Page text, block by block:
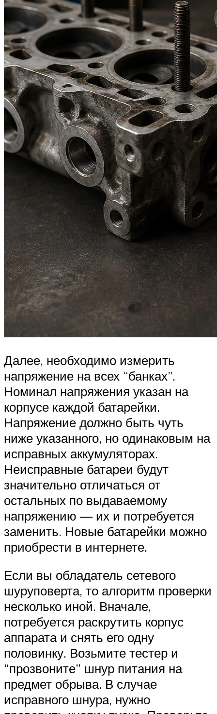
Далее, необходимо измерить
напряжение на всех “банках”.
Номинал напряжения указан на
корпусе каждой батарейки.
Напряжение должно быть чуть
ниже указанного, но одинаковым на
исправных аккумуляторах.
Неисправные батареи будут
значительно отличаться от
остальных по выдаваемому
напряжению — их и потребуется
заменить. Новые батарейки можно
приобрести в интернете.
Если вы обладатель сетевого
шуруповерта, то алгоритм проверки
несколько иной. Вначале,
потребуется раскрутить корпус
аппарата и снять его одну
половинку. Возьмите тестер и
“прозвоните” шнур питания на
предмет обрыва. В случае
исправного шнура, нужно